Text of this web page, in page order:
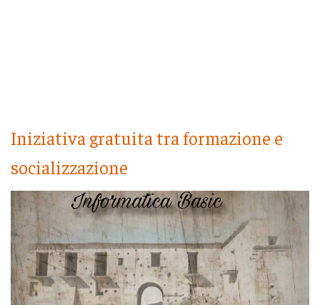
Iniziativa gratuita tra formazione e
socializzazione